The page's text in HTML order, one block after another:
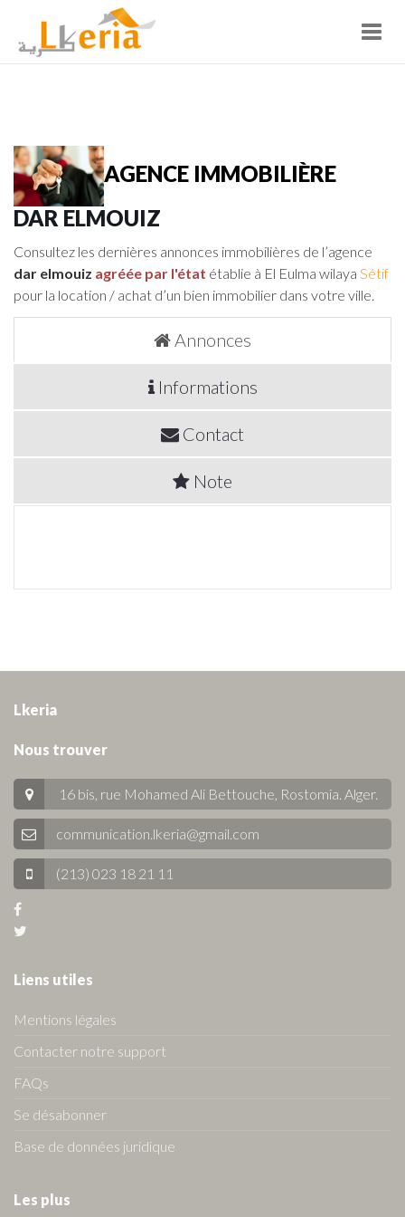
AGENCE IMMOBILIÈRE
DAR ELMOUIZ
Consultez les dernières annonces immobilières de l’agence
dar elmouiz agréée par l'état établie à El Eulma wilaya Sétif
pour la location / achat d’un bien immobilier dans votre ville.
Annonces
Informations
Contact
Note
Lkeria
Nous trouver
16 bis, rue Mohamed Ali Bettouche, Rostomia. Alger.
communication.lkeria@gmail.com
(213) 023 18 21 11
Liens utiles
Mentions légales
Contacter notre support
FAQs
Se désabonner
Base de données juridique
Les plus